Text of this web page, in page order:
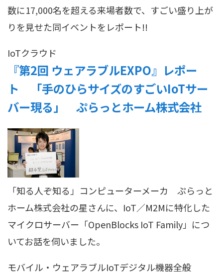
数に17,000名を超える来場者数で、すごい盛り上が
りを見せた同イベントをレポート!!
IoTクラウド
『第2回 ウェアラブルEXPO』レポー
ト 「手のひらサイズのすごいIoTサー
バー現る」 ぷらっとホーム株式会社
「知る人ぞ知る」コンピューターメーカ ぷらっと
ホーム株式会社の星さんに、IoT／M2Mに特化した
マイクロサーバー「OpenBlocks IoT Family」につ
いてお話を伺いました。
モバイル・ウェアラブルIoTデジタル機器全般